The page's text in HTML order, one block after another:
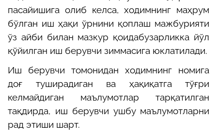
пасайишига олиб келса, ходимнинг маҳрум
бўлган иш ҳақи ўрнини қоплаш мажбурияти
ўз айби билан мазкур қоидабузарликка йўл
қўйилган иш берувчи зиммасига юклатилади.
Иш берувчи томонидан ходимнинг номига
доғ туширадиган ва ҳақиқатга тўғри
келмайдиган маълумотлар тарқатилган
тақдирда, иш берувчи ушбу маълумотларни
рад этиши шарт.